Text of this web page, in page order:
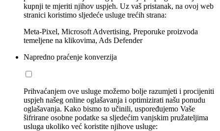
kupnji te mjeriti njihov uspjeh. Uz vaš pristanak, na ovoj web
stranici koristimo sljedeće usluge trećih strana:
Meta-Pixel, Microsoft Advertising, Preporuke proizvoda
temeljene na klikovima, Ads Defender
Napredno praćenje konverzija
Prihvaćanjem ove usluge možemo bolje razumjeti i procijeniti
uspjeh našeg online oglašavanja i optimizirati našu ponudu
oglašavanja. Kako bismo to učinili, uspoređujemo Vaše
šifrirane osobne podatke sa sljedećim vanjskim pružateljima
usluga ukoliko već koristite njihove usluge: